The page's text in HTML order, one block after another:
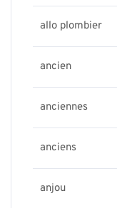
allo plombier
ancien
anciennes
anciens
anjou